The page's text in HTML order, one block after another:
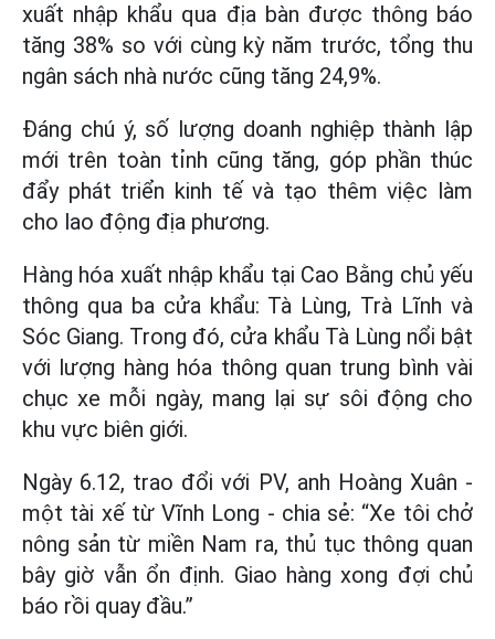
xuất nhập khẩu qua địa bàn được thông báo
tăng 38% so với cùng kỳ năm trước, tổng thu
ngân sách nhà nước cũng tăng 24,9%.
Đáng chú ý, số lượng doanh nghiệp thành lập
mới trên toàn tỉnh cũng tăng, góp phần thúc
đẩy phát triển kinh tế và tạo thêm việc làm
cho lao động địa phương.
Hàng hóa xuất nhập khẩu tại Cao Bằng chủ yếu
thông qua ba cửa khẩu: Tà Lùng, Trà Lĩnh và
Sóc Giang. Trong đó, cửa khẩu Tà Lùng nổi bật
với lượng hàng hóa thông quan trung bình vài
chục xe mỗi ngày, mang lại sự sôi động cho
khu vực biên giới.
Ngày 6.12, trao đổi với PV, anh Hoàng Xuân -
một tài xế từ Vĩnh Long - chia sẻ: “Xe tôi chở
nông sản từ miền Nam ra, thủ tục thông quan
bây giờ vẫn ổn định. Giao hàng xong đợi chủ
báo rồi quay đầu.”